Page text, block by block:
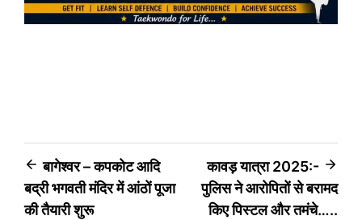
Post
navigation
बागेश्वर – कपकोट आदि
बद्री भगवती मंदिर में आंठों पूजा
की तैयारी शुरू
कावड़ यात्रा 2025:-
पुलिस ने आरोपितों से बरामद
किए पिस्टल और तमंचे…..